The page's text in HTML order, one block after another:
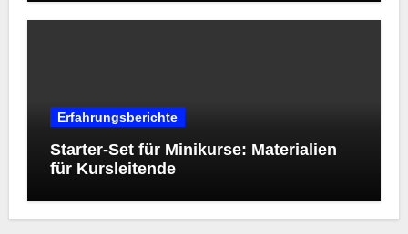
Erfahrungsberichte
Starter‑Set für Minikurse: Materialien
für Kursleitende